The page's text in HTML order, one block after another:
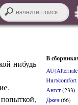
В
Hurt/comfort
Ангст(233)
Джен(66)
-нибудь